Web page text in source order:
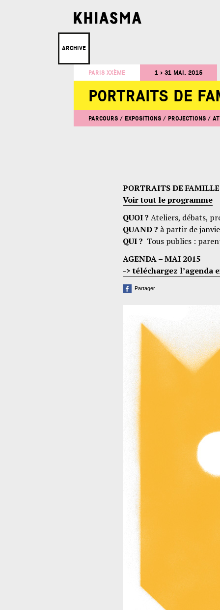
ARCHIVE
PARIS XXÈME 1 > 31 MAI. 2015
PORTRAITS DE
PARCOURS / EXPOSITIONS / PROJECTIONS /
PORTRAITS DE
Voir tout le programme
QUOI ? Ateliers, débats,
QUAND ? à partir de
QUI ? Tous publics :
AGENDA – MAI 2015
-> téléchargez l’agenda
Partager